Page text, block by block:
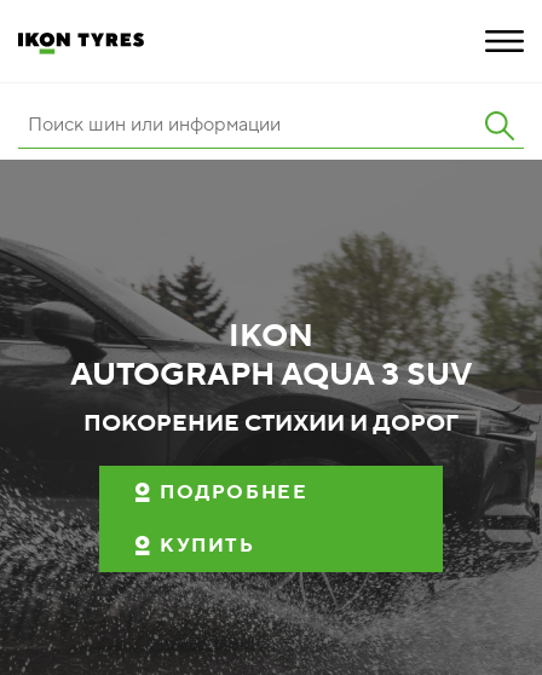
РАСШИРЕННАЯ ГАРАНТИЯ
О КОМПАНИИ
КАРЬЕРА
ПОКУПКА И АКЦИИ
IKON
AUTOGRAPH AQUA 3 SUV
ПОКОРЕНИЕ СТИХИИ И ДОРОГ
ПОДРОБНЕЕ
КУПИТЬ